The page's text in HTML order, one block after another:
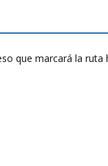
que marcará la ruta